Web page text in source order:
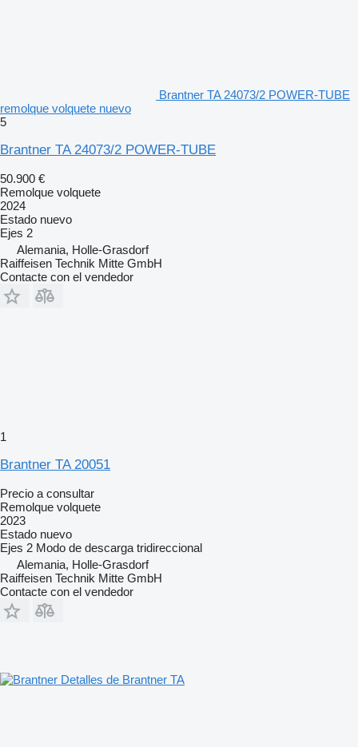
Brantner TA 24073/2 POWER-TUBE
remolque volquete nuevo
5
Brantner TA 24073/2 POWER-TUBE
50.900 €
Remolque volquete
2024
Estado nuevo
Ejes 2
Alemania, Holle-Grasdorf
Raiffeisen Technik Mitte GmbH
Contacte con el vendedor
1
Brantner TA 20051
Precio a consultar
Remolque volquete
2023
Estado nuevo
Ejes 2 Modo de descarga tridireccional
Alemania, Holle-Grasdorf
Raiffeisen Technik Mitte GmbH
Contacte con el vendedor
Detalles de Brantner TA